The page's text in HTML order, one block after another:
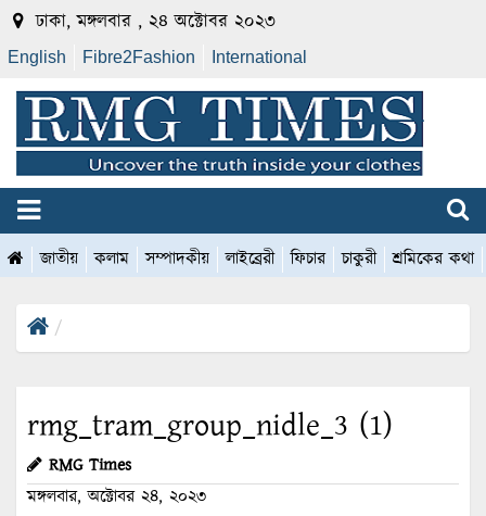
ঢাকা, মঙ্গলবার , ২৪ অক্টোবর ২০২৩
English Fibre2Fashion International
জাতীয় কলাম সম্পাদকীয় লাইব্রেরী ফিচার চাকুরী শ্রমিকের কথা
rmg_tram_group_nidle_3 (1)
RMG Times
মঙ্গলবার, অক্টোবর ২৪, ২০২৩